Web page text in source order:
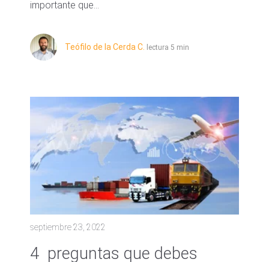
importante que...
Teófilo de la Cerda C. lectura 5 min
septiembre 23, 2022
4 preguntas que debes